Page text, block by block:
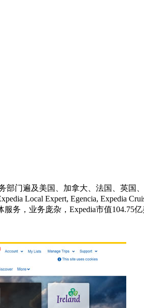
门遍及美国、加拿大、法国、英国
Local Expert, Egencia, Expedia
务，业务庞杂，Expedia市值104.75